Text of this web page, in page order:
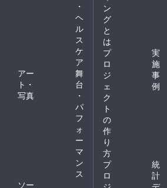
・
ヘ
ル
ス
ケ
ア
アー
ト・
写真
舞
台
・
パ
フ
ォ
ー
マ
ン
ス
ソー
ン
グ
と
は
プ
ロ
ジ
ェ
ク
ト
の
作
り
方
実
施
事
例
プ
ロ
統
計